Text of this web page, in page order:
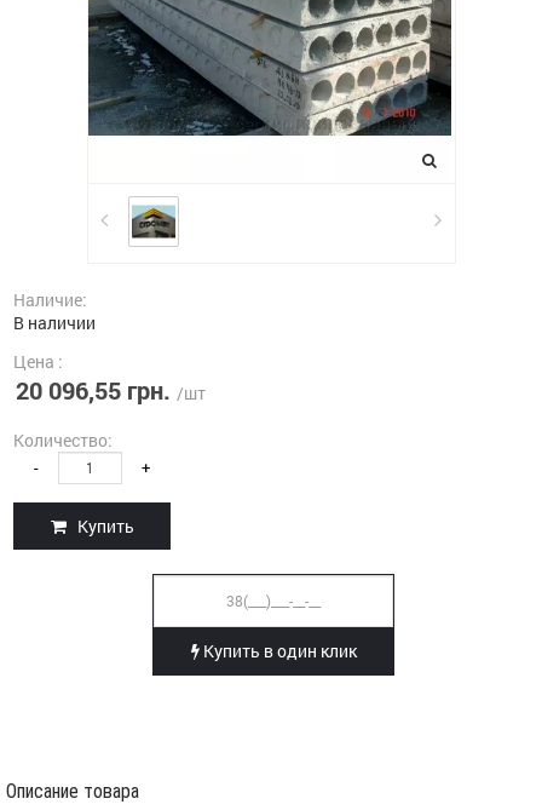
Наличие:
В наличии
Цена :
20 096,55 грн. /шт
Количество:
- +
Купить
Купить в один клик
Описание товара